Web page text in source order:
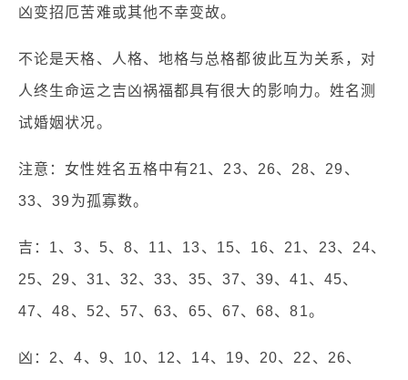
凶变招厄苦难或其他不幸变故。
不论是天格、人格、地格与总格都彼此互为关系，对
人终生命运之吉凶祸福都具有很大的影响力。姓名测
试婚姻状况。
注意：女性姓名五格中有21、23、26、28、29、
33、39为孤寡数。
吉：1、3、5、8、11、13、15、16、21、23、24、
25、29、31、32、33、35、37、39、41、45、
47、48、52、57、63、65、67、68、81。
凶：2、4、9、10、12、14、19、20、22、26、